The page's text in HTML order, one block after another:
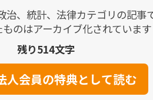
治、統計、法律カテゴリの記事
のはアーカイブ化されています
残り514文字